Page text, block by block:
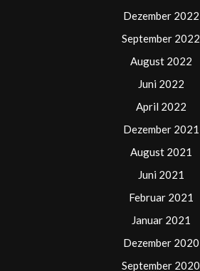
Dezember 2022
September 2022
August 2022
Juni 2022
April 2022
Dezember 2021
August 2021
Juni 2021
Februar 2021
Januar 2021
Dezember 2020
September 2020